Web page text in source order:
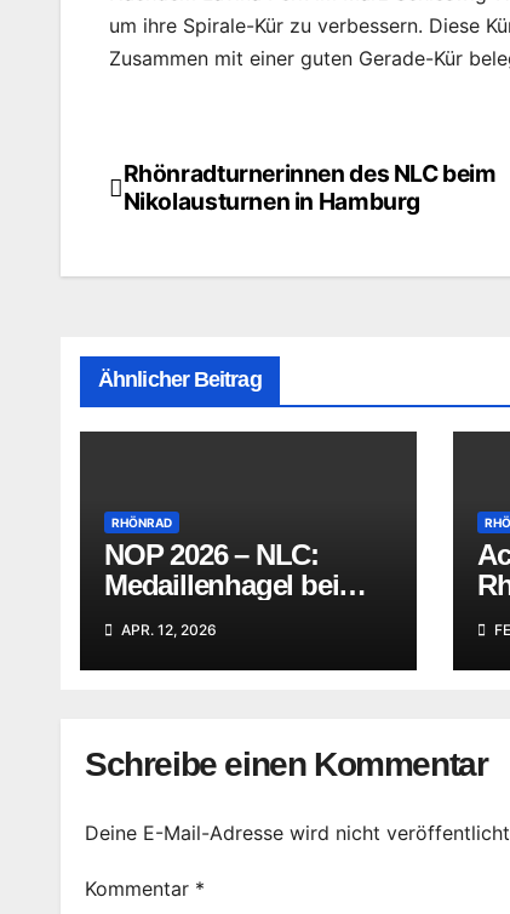
um ihre Spirale-Kür zu verbessern. Diese
Zusammen mit einer guten Gerade-Kür
Beitragsnavigation
Rhönradturnerinnen des NLC beim
Nikolausturnen in Hamburg
Ähnlicher Beitrag
RHÖNRAD
NOP 2026 – NLC:
Medaillenhagel bei
Landesmeisterschafte
n im Rhönradturnen
APR. 12, 2026
Schreibe einen Kommentar
Deine E-Mail-Adresse wird nicht
Kommentar *